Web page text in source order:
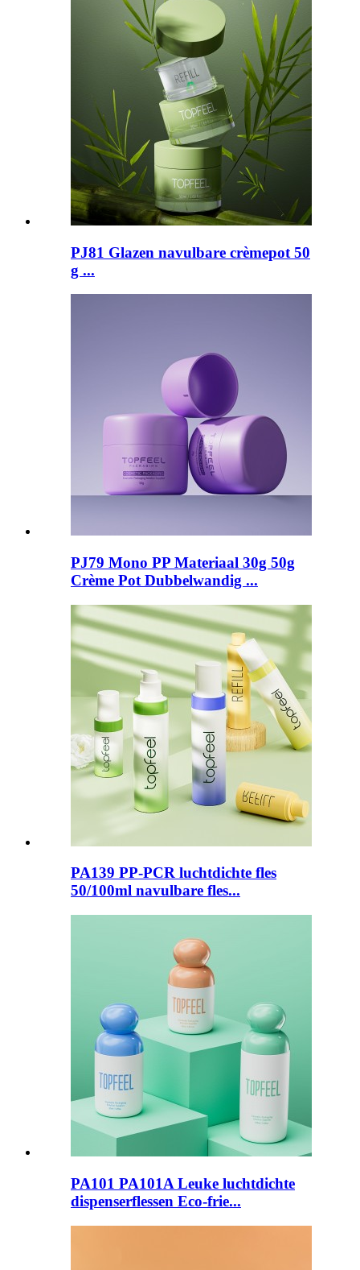
PJ81 Glazen navulbare crèmepot 50
g ...
PJ79 Mono PP Materiaal 30g 50g
Crème Pot Dubbelwandig ...
PA139 PP-PCR luchtdichte fles
50/100ml navulbare fles...
PA101 PA101A Leuke luchtdichte
dispenserflessen Eco-frie...